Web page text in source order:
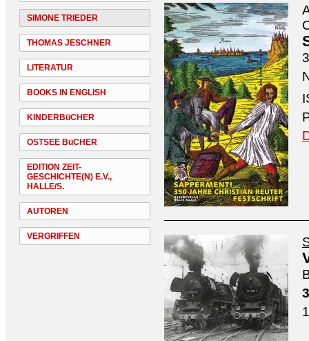
SIMONE TRIEDER
THOMAS JESCHNER
LITERATUR
BOOKS IN ENGLISH
KINDERBüCHER
OSTSEE BüCHER
EDITION ZEIT-
GESCHICHTE(N) E.V.,
HALLE/S.
AUTOREN
VERGRIFFEN